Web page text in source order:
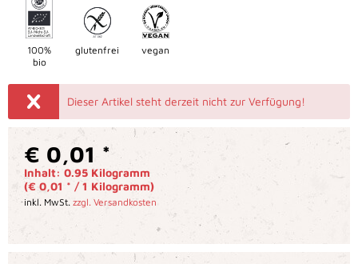
100%
bio
glutenfrei vegan
Dieser Artikel steht derzeit nicht zur Verfügung!
€ 0,01 *
Inhalt: 0.95 Kilogramm
(€ 0,01 * / 1 Kilogramm)
inkl. MwSt. zzgl. Versandkosten